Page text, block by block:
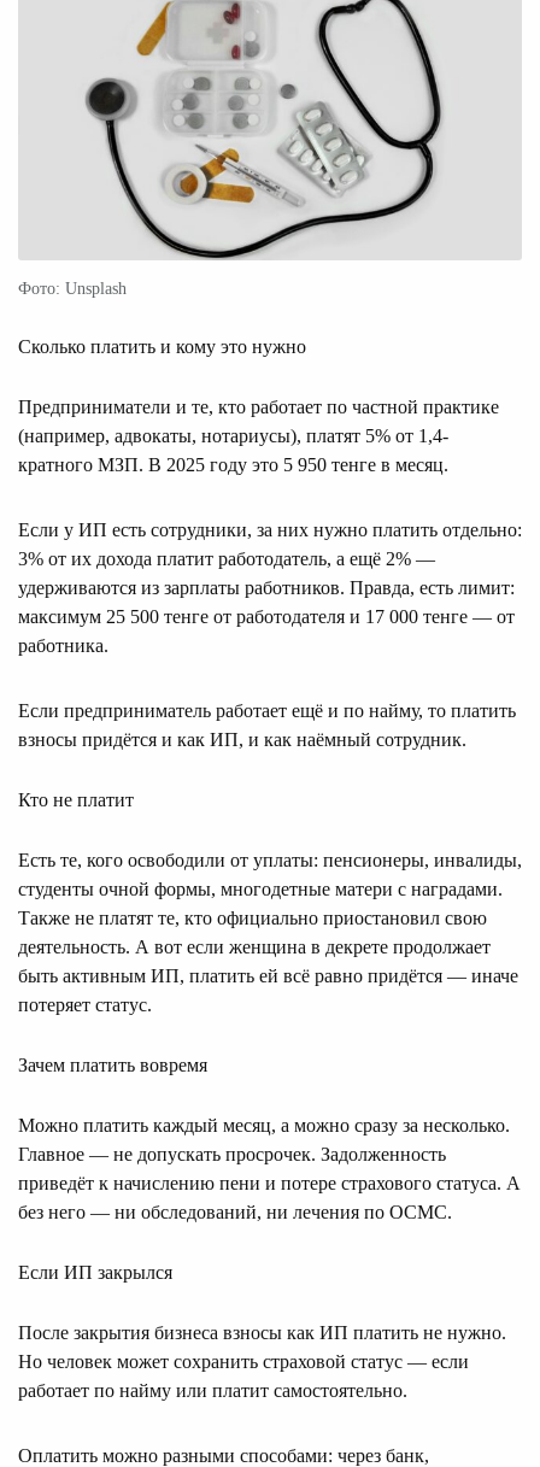
Фото: Unsplash
Сколько платить и кому это нужно
Предприниматели и те, кто работает по частной практике
(например, адвокаты, нотариусы), платят 5% от 1,4-
кратного МЗП. В 2025 году это 5 950 тенге в месяц.
Если у ИП есть сотрудники, за них нужно платить отдельно:
3% от их дохода платит работодатель, а ещё 2% —
удерживаются из зарплаты работников. Правда, есть лимит:
максимум 25 500 тенге от работодателя и 17 000 тенге — от
работника.
Если предприниматель работает ещё и по найму, то платить
взносы придётся и как ИП, и как наёмный сотрудник.
Кто не платит
Есть те, кого освободили от уплаты: пенсионеры, инвалиды,
студенты очной формы, многодетные матери с наградами.
Также не платят те, кто официально приостановил свою
деятельность. А вот если женщина в декрете продолжает
быть активным ИП, платить ей всё равно придётся — иначе
потеряет статус.
Зачем платить вовремя
Можно платить каждый месяц, а можно сразу за несколько.
Главное — не допускать просрочек. Задолженность
приведёт к начислению пени и потере страхового статуса. А
без него — ни обследований, ни лечения по ОСМС.
Если ИП закрылся
После закрытия бизнеса взносы как ИП платить не нужно.
Но человек может сохранить страховой статус — если
работает по найму или платит самостоятельно.
Оплатить можно разными способами: через банк,